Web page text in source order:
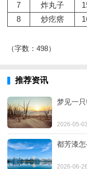
7
炸丸子
8
炒疙瘩
（字数：498）
推荐资讯
梦见一
2026-05-03
都芳漆
2026-06-26